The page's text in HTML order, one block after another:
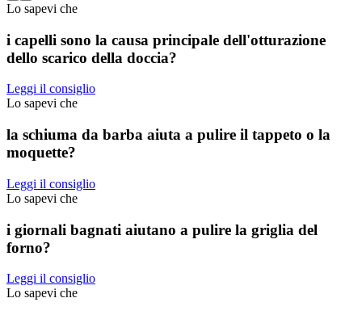
Lo sapevi che
i capelli sono la causa principale dell'otturazione
dello scarico della doccia?
Leggi il consiglio
Lo sapevi che
la schiuma da barba aiuta a pulire il tappeto o la
moquette?
Leggi il consiglio
Lo sapevi che
i giornali bagnati aiutano a pulire la griglia del
forno?
Leggi il consiglio
Lo sapevi che